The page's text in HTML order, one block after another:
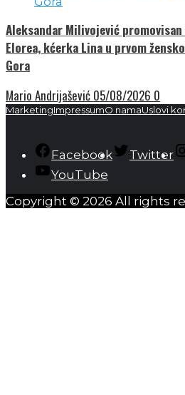
Aleksandar Milivojević
Elorea, kćerka Lina u prvom
Gora
Mario Andrijašević 05/08/2026 0
MarketingImpressumO namaUslovi
Facebook Twitter
YouTube
Copyright © 2026 All rights